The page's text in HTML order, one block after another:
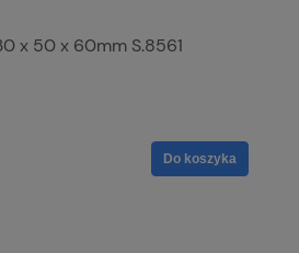
x 50 x 60mm S.8561
Do koszyka